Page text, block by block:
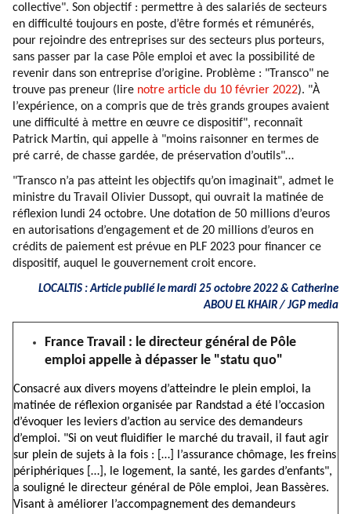
collective". Son objectif : permettre à des salariés de secteurs
en difficulté toujours en poste, d’être formés et rémunérés,
pour rejoindre des entreprises sur des secteurs plus porteurs,
sans passer par la case Pôle emploi et avec la possibilité de
revenir dans son entreprise d’origine. Problème : "Transco" ne
trouve pas preneur (lire notre article du 10 février 2022). "À
l’expérience, on a compris que de très grands groupes avaient
une difficulté à mettre en œuvre ce dispositif", reconnaît
Patrick Martin, qui appelle à "moins raisonner en termes de
pré carré, de chasse gardée, de préservation d’outils"…
"Transco n’a pas atteint les objectifs qu’on imaginait", admet le
ministre du Travail Olivier Dussopt, qui ouvrait la matinée de
réflexion lundi 24 octobre. Une dotation de 50 millions d’euros
en autorisations d’engagement et de 20 millions d’euros en
crédits de paiement est prévue en PLF 2023 pour financer ce
dispositif, auquel le gouvernement croit encore.
LOCALTIS : Article publié le mardi 25 octobre 2022 & Catherine
ABOU EL KHAIR / JGP media
France Travail : le directeur général de Pôle
emploi appelle à dépasser le "statu quo"
Consacré aux divers moyens d’atteindre le plein emploi, la
matinée de réflexion organisée par Randstad a été l’occasion
d’évoquer les leviers d’action au service des demandeurs
d’emploi. "Si on veut fluidifier le marché du travail, il faut agir
sur plein de sujets à la fois : […] l’assurance chômage, les freins
périphériques […], le logement, la santé, les gardes d’enfants",
a souligné le directeur général de Pôle emploi, Jean Bassères.
Visant à améliorer l’accompagnement des demandeurs